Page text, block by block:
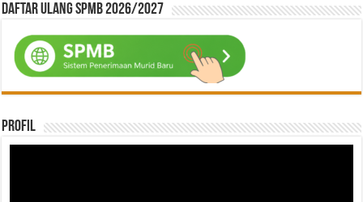
Daftar ulang SPMB 2026/2027
Profil